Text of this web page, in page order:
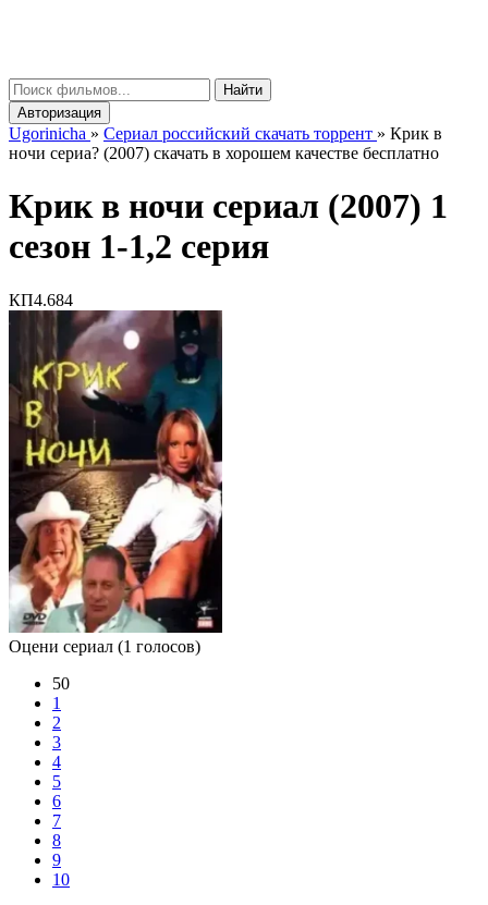
Найти
Авторизация
Ugorinicha » Сериал российский скачать торрент » Крик в
ночи сериа? (2007) скачать в хорошем качестве бесплатно
Крик в ночи сериал (2007) 1
сезон 1-1,2 серия
КП4.684
Оцени сериал (1 голосов)
50
1
2
3
4
5
6
7
8
9
10